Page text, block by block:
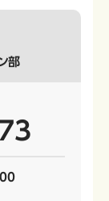
部